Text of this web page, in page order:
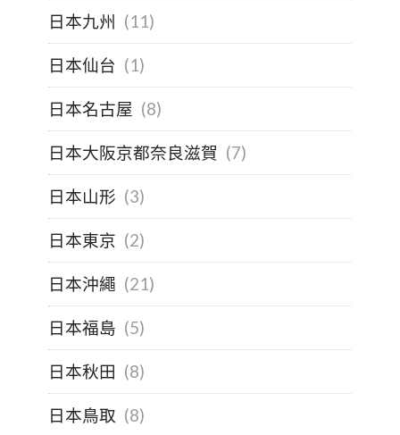
日本九州 (11)
日本仙台 (1)
日本名古屋 (8)
日本大阪京都奈良滋賀 (7)
日本山形 (3)
日本東京 (2)
日本沖繩 (21)
日本福島 (5)
日本秋田 (8)
日本鳥取 (8)